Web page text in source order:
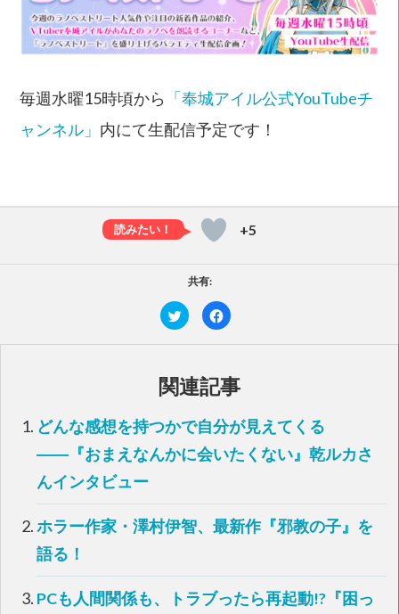
毎週水曜15時頃から 「奉城アイル公式YouTubeチ
ャンネル」 内にて生配信予定です！
+5
共有:
ク
リ
ク
T
w
i
t
e
で
共
し
い
ウ
ィ
で
開
き
F
a
e
o
k
で
有
す
に
は
ク
し
て
く
(
し
関連記事
どんな感想を持つかで自分が見えてくる
――『おまえなんかに会いたくない』乾ルカさ
んインタビュー
ホラー作家・澤村伊智、最新作『邪教の子』を
語る！
PCも人間関係も、トラブったら再起動!?『困っ